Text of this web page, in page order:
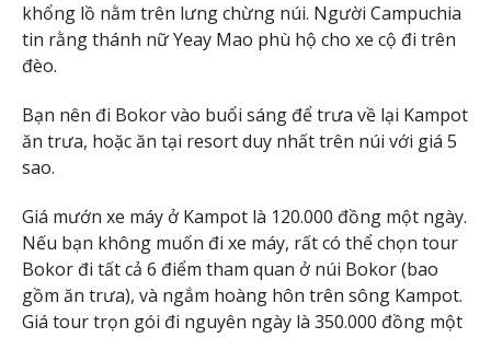
khổng lồ nằm trên lưng chừng núi. Người Campuchia
tin rằng thánh nữ Yeay Mao phù hộ cho xe cộ đi trên
đèo.
Bạn nên đi Bokor vào buổi sáng để trưa về lại Kampot
ăn trưa, hoặc ăn tại resort duy nhất trên núi với giá 5
sao.
Giá mướn xe máy ở Kampot là 120.000 đồng một ngày.
Nếu bạn không muốn đi xe máy, rất có thể chọn tour
Bokor đi tất cả 6 điểm tham quan ở núi Bokor (bao
gồm ăn trưa), và ngắm hoàng hôn trên sông Kampot.
Giá tour trọn gói đi nguyên ngày là 350.000 đồng một